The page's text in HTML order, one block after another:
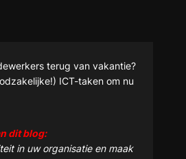
terug van vakantie?
ICT-taken om nu
dit blog:
in uw organisatie en maak